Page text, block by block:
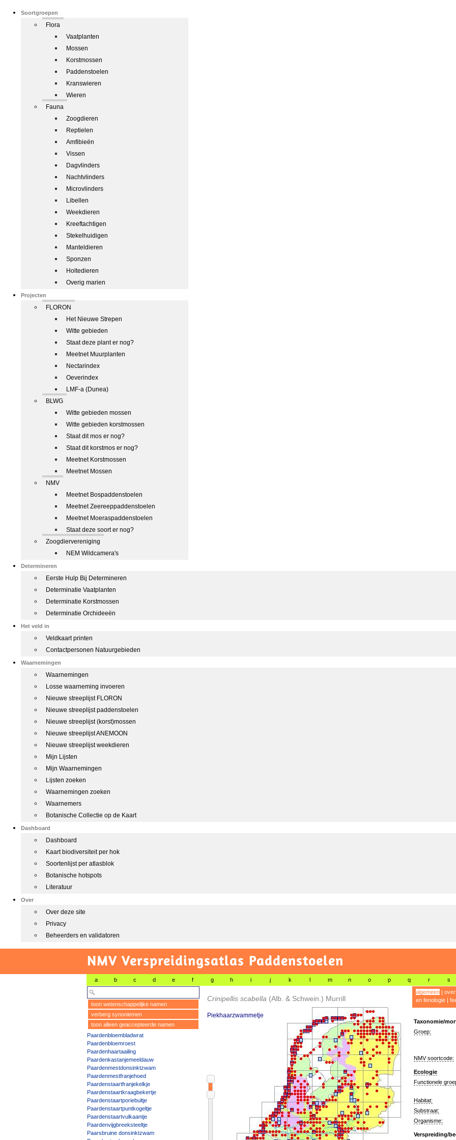
Soortgroepen
Flora
Vaatplanten
Mossen
Korstmossen
Paddenstoelen
Kranswieren
Wieren
Fauna
Zoogdieren
Reptielen
Amfibieën
Vissen
Dagvlinders
Nachtvlinders
Microvlinders
Libellen
Weekdieren
Kreeftachtigen
Stekelhuidigen
Manteldieren
Sponzen
Holtedieren
Overig marien
Projecten
FLORON
Het Nieuwe Strepen
Witte gebieden
Staat deze plant er nog?
Meetnet Muurplanten
Nectarindex
Oeverindex
LMF-a (Dunea)
BLWG
Witte gebieden mossen
Witte gebieden korstmossen
Staat dit mos er nog?
Staat dit korstmos er nog?
Meetnet Korstmossen
Meetnet Mossen
NMV
Meetnet Bospaddenstoelen
Meetnet Zeereeppaddenstoelen
Meetnet Moeraspaddenstoelen
Staat deze soort er nog?
Zoogdiervereniging
NEM Wildcamera's
Determineren
Eerste Hulp Bij Determineren
Determinatie Vaatplanten
Determinatie Korstmossen
Determinatie Orchideeën
Het veld in
Veldkaart printen
Contactpersonen Natuurgebieden
Waarnemingen
Waarnemingen
Losse waarneming invoeren
Nieuwe streeplijst FLORON
Nieuwe streeplijst paddenstoelen
Nieuwe streeplijst (korst)mossen
Nieuwe streeplijst ANEMOON
Nieuwe streeplijst weekdieren
Mijn Lijsten
Mijn Waarnemingen
Lijsten zoeken
Waarnemingen zoeken
Waarnemers
Botanische Collectie op de Kaart
Dashboard
Dashboard
Kaart biodiversiteit per hok
Soortenlijst per atlasblok
Botanische hotspots
Literatuur
Over
Over deze site
Privacy
Beheerders en validatoren
NMV Verspreidingsatlas Paddenstoelen
a b c d e f g h i j k l m n o p q r s
toon wetenschappelijke namen
verberg synoniemen
toon alleen geaccepteerde namen
Paardenbloembladwrat
Paardenbloemroest
Paardenhaartaailing
Paardenkastanjemeeldauw
Paardenmestdonsinktzwam
Paardenmestfranjehoed
Paardenstaartfranjekelkje
Paardenstaartkraagbekertje
Paardenstaartporiebultje
Paardenstaartpuntkogeltje
Paardenstaartvulkaantje
Paardenvijgbreeksteeltje
Paarsbruine donsinktzwam
Crinipellis scabella (Alb. & Schwein.) Murrill
Piekhaarzwammetje
algemeen|
en fenologie|
Taxonomie/
Groep:
NMV soortcode:
Ecologie
Functionele
Habitat:
Substraat:
Organisme:
Verspreiding/